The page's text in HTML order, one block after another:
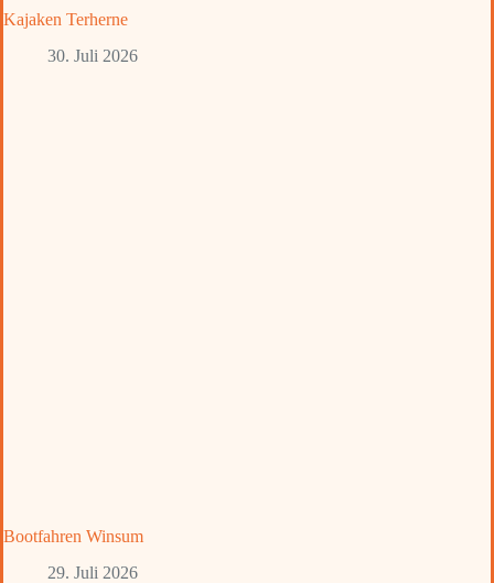
Kajaken Terherne
30. Juli 2026
Bootfahren Winsum
29. Juli 2026